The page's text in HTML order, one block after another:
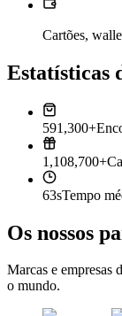
Cartões,
Estatísticas
591,300+
1,108,700+
63sTempo
Os nossos
Marcas e empresas
o mundo.